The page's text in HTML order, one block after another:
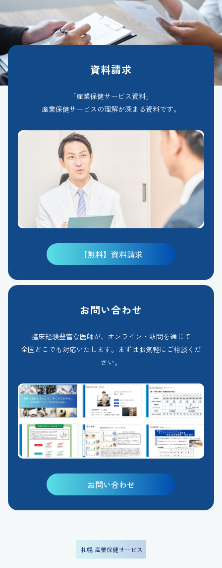
資料請求
「産業保健サービス資料」
産業保健サービスの理解が深まる資料です。
【無料】資料請求
お問い合わせ
臨床経験豊富な医師が、オンライン・訪問を通じて
全国どこでも対応いたします。まずはお気軽にご相談くだ
さい。
お問い合わせ
札幌 産業保健サービス